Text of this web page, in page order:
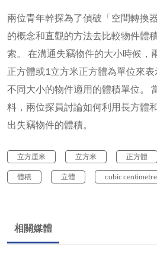
兩位青年幹探為了偵破「空間轉換
的概念和直觀的方法去比較物件體
索。 在溝通失竊物件的大小時候，
正方體或1立方米正方體為單位來
不同大小的物件適用的體積單位。
料，兩位探員討論如何利用長方體
出失竊物件的體積。
立方厘米 立方米 正方體
體積 立體 cubic centimetre
相關媒體